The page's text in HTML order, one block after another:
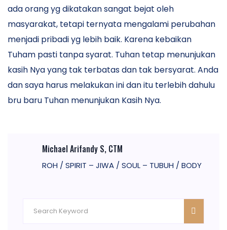
ada orang yg dikatakan sangat bejat oleh
masyarakat, tetapi ternyata mengalami perubahan
menjadi pribadi yg lebih baik. Karena kebaikan
Tuham pasti tanpa syarat. Tuhan tetap menunjukan
kasih Nya yang tak terbatas dan tak bersyarat. Anda
dan saya harus melakukan ini dan itu terlebih dahulu
bru baru Tuhan menunjukan Kasih Nya.
Michael Arifandy S, CTM
ROH / SPIRIT – JIWA / SOUL – TUBUH / BODY